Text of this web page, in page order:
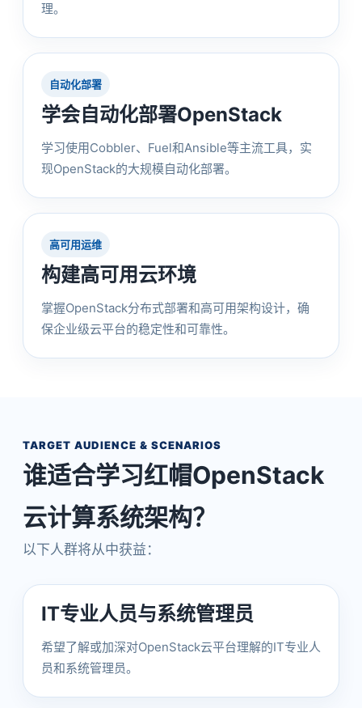
理。
自动化部署
学会自动化部署OpenStack
学习使用Cobbler、Fuel和Ansible等主流工具，实
现OpenStack的大规模自动化部署。
高可用运维
构建高可用云环境
掌握OpenStack分布式部署和高可用架构设计，确
保企业级云平台的稳定性和可靠性。
TARGET AUDIENCE & SCENARIOS
谁适合学习红帽OpenStack
云计算系统架构？
以下人群将从中获益：
IT专业人员与系统管理员
希望了解或加深对OpenStack云平台理解的IT专业人
员和系统管理员。